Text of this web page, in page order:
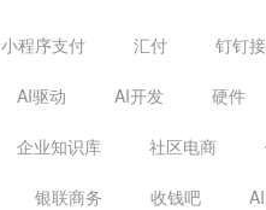
小程序支付 汇付 钉钉
AI驱动 AI开发 硬件
企业知识库 社区电商
银联商务 收钱吧